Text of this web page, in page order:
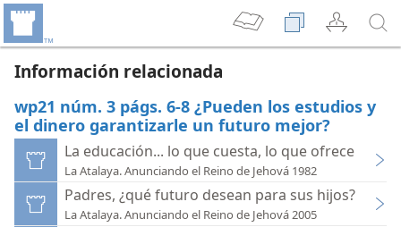
Información relacionada
wp21 núm. 3 págs. 6-8 ¿Pueden los estudios y
el dinero garantizarle un futuro mejor?
La educación... lo que cuesta, lo que ofrece
La Atalaya. Anunciando el Reino de Jehová 1982
Padres, ¿qué futuro desean para sus hijos?
La Atalaya. Anunciando el Reino de Jehová 2005